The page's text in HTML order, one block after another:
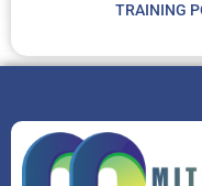
TRAINING